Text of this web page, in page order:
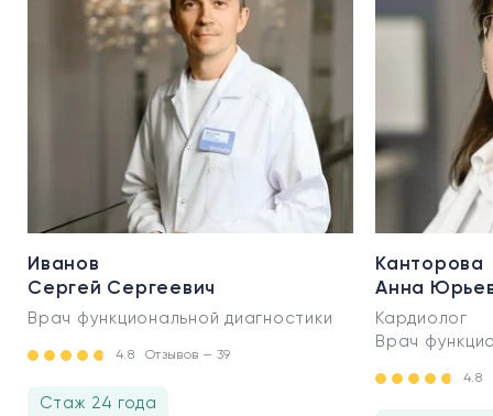
Иванов
Сергей Сергеевич
Врач функциональной диагностики
4.8 Отзывов — 39
Стаж 24 года
Канторова
Анна
Кардиолог
Врач
4.8